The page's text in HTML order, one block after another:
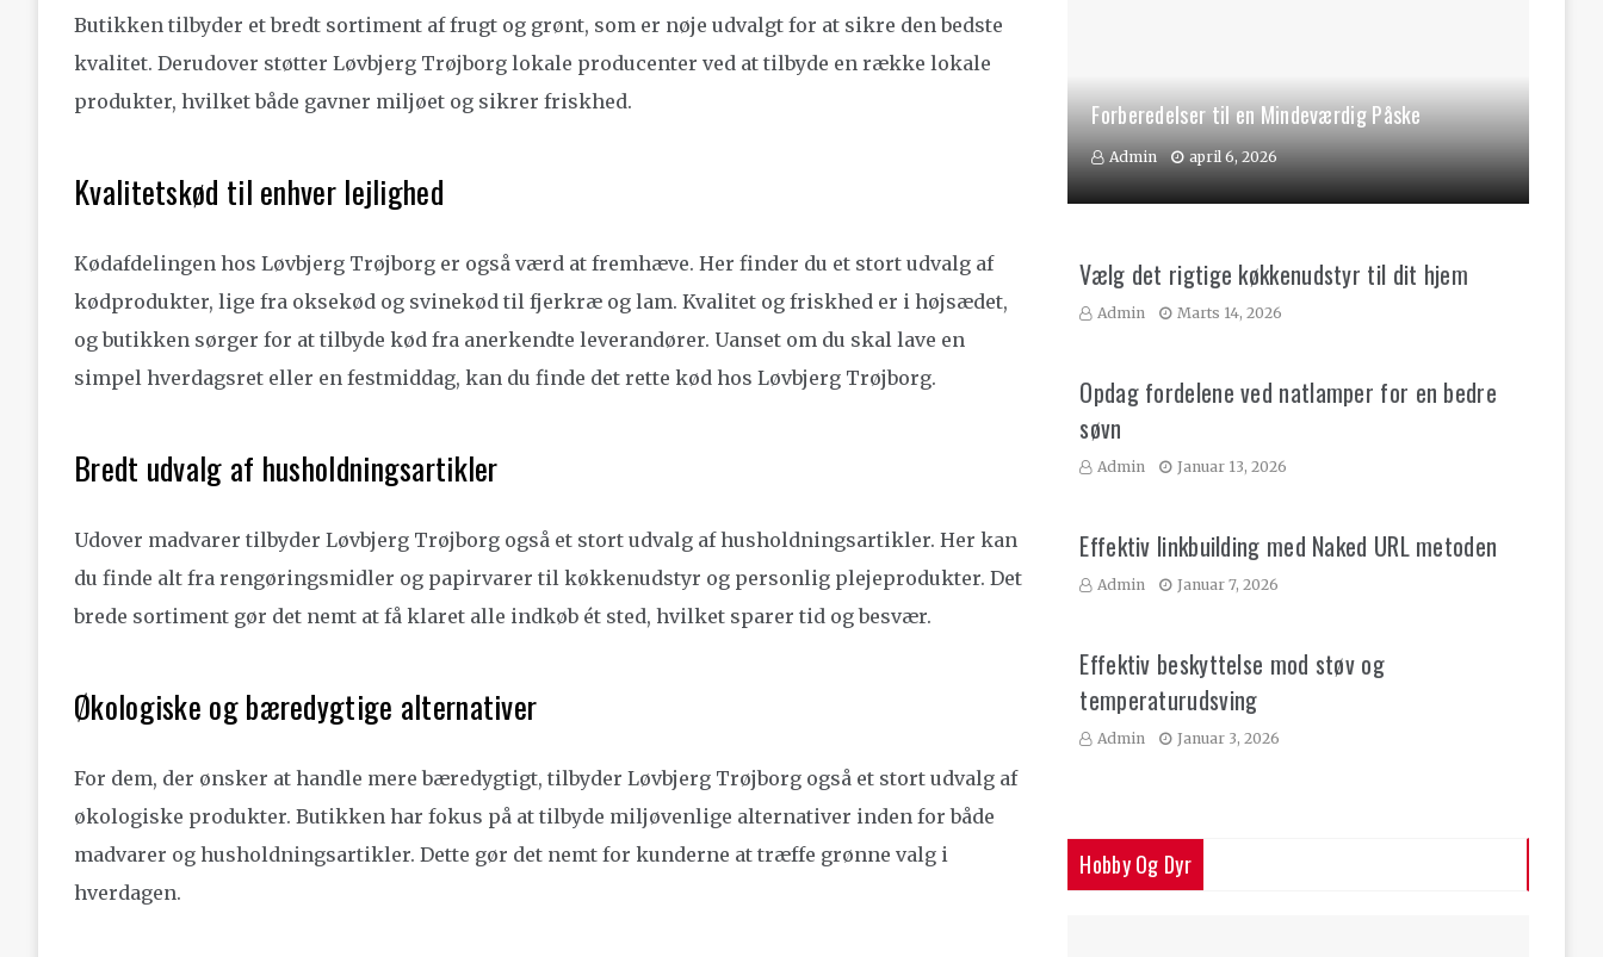
Butikken tilbyder et bredt sortiment af frugt og grønt, som er nøje udvalgt for at sikre den bedste
kvalitet. Derudover støtter Løvbjerg Trøjborg lokale producenter ved at tilbyde en række lokale
produkter, hvilket både gavner miljøet og sikrer friskhed.
Kvalitetskød til enhver lejlighed
Kødafdelingen hos Løvbjerg Trøjborg er også værd at fremhæve. Her finder du et stort udvalg af
kødprodukter, lige fra oksekød og svinekød til fjerkræ og lam. Kvalitet og friskhed er i højsædet,
og butikken sørger for at tilbyde kød fra anerkendte leverandører. Uanset om du skal lave en
simpel hverdagsret eller en festmiddag, kan du finde det rette kød hos Løvbjerg Trøjborg.
Bredt udvalg af husholdningsartikler
Udover madvarer tilbyder Løvbjerg Trøjborg også et stort udvalg af husholdningsartikler. Her kan
du finde alt fra rengøringsmidler og papirvarer til køkkenudstyr og personlig plejeprodukter. Det
brede sortiment gør det nemt at få klaret alle indkøb ét sted, hvilket sparer tid og besvær.
Økologiske og bæredygtige alternativer
For dem, der ønsker at handle mere bæredygtigt, tilbyder Løvbjerg Trøjborg også et stort udvalg af
økologiske produkter. Butikken har fokus på at tilbyde miljøvenlige alternativer inden for både
madvarer og husholdningsartikler. Dette gør det nemt for kunderne at træffe grønne valg i
hverdagen.
Forberedelser til en Mindeværdig Påske
Admin april 6, 2026
Vælg det rigtige køkkenudstyr til dit hjem
Admin Marts 14, 2026
Opdag fordelene ved natlamper for en bedre
søvn
Admin Januar 13, 2026
Effektiv linkbuilding med Naked URL metoden
Admin Januar 7, 2026
Effektiv beskyttelse mod støv og
temperaturudsving
Admin Januar 3, 2026
Hobby Og Dyr